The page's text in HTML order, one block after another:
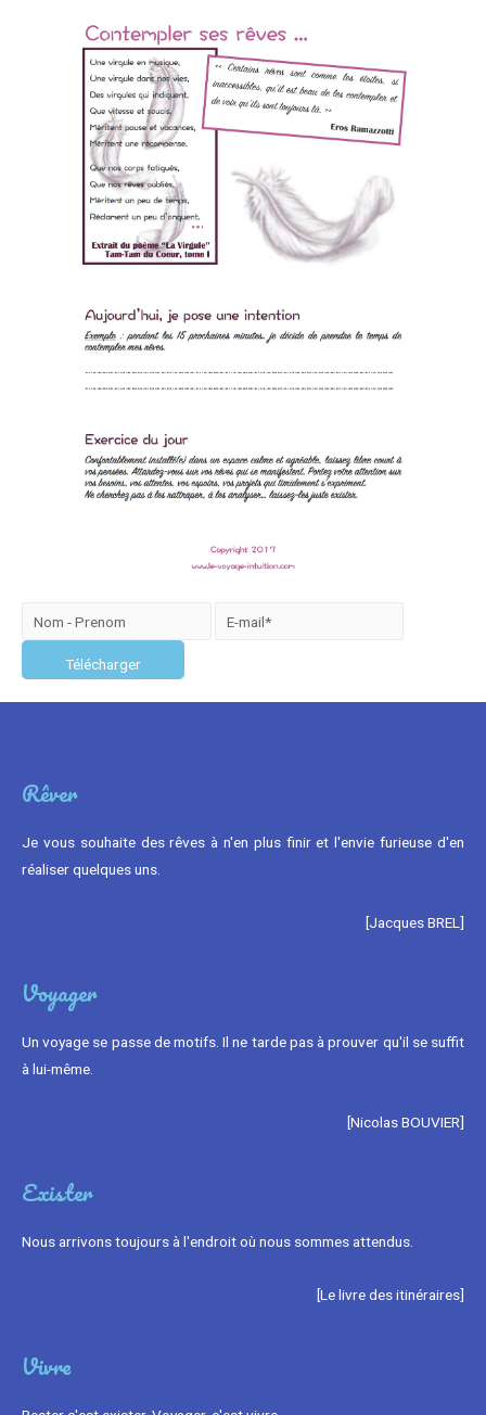
Rêver
Je vous souhaite des rêves à n'en plus finir et l'envie furieuse d'en
réaliser quelques uns.
[Jacques BREL]
Voyager
Un voyage se passe de motifs. Il ne tarde pas à prouver qu'il se suffit
à lui-même.
[Nicolas BOUVIER]
Exister
Nous arrivons toujours à l'endroit où nous sommes attendus.
[Le livre des itinéraires]
Vivre